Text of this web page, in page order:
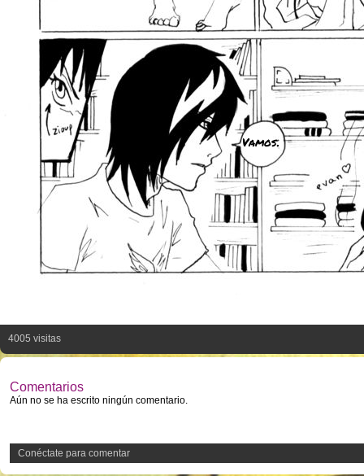
Vamos.
4005 visitas
Comentarios
Aún no se ha escrito ningún comentario.
Conéctate para comentar